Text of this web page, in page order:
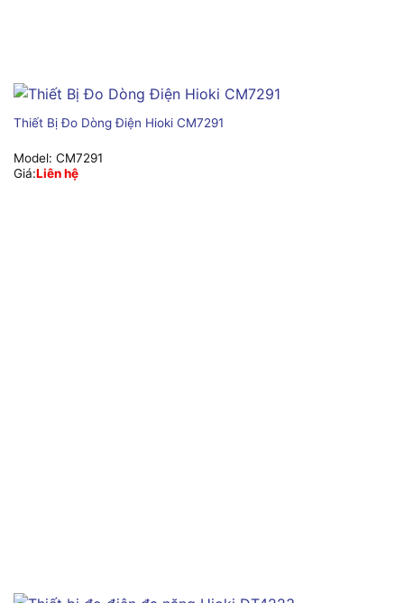
Thiết Bị Đo Dòng Điện Hioki CM7291
Model: CM7291
Giá:Liên hệ